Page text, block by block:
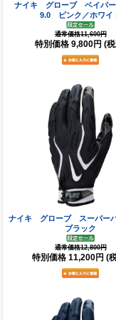
ナイキ グローブ ベイパー
9.0 ピンク／ホワイ
通常価格11,600円
特別価格 9,800円 (
ナイキ グローブ スーパー
ブラック
通常価格12,800円
特別価格 11,200円 (